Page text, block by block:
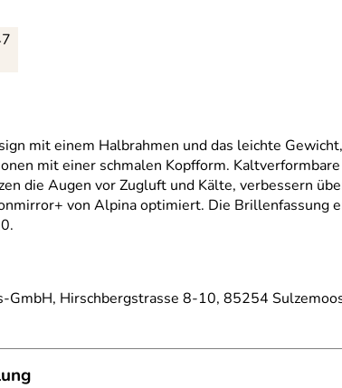
mit einem Halbrahmen und das leichte
mit einer schmalen Kopfform.
die Augen vor Zugluft und Kälte, verbessern
von Alpina optimiert. Die
Hirschbergstrasse 8-10, 85254